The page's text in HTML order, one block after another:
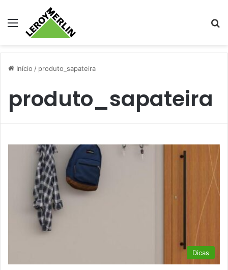
Menu
Início / produto_sapateira
produto_sapateira
Dicas